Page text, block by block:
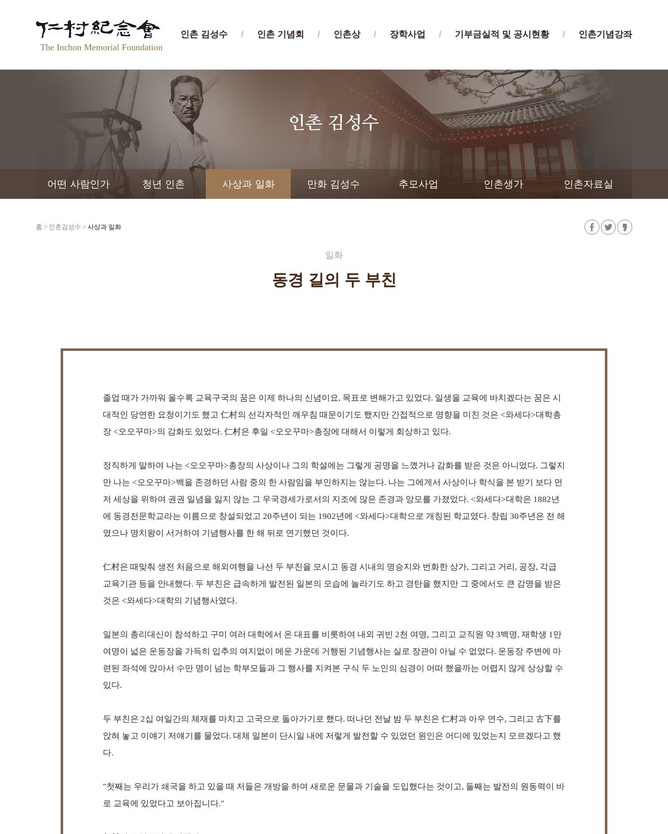
The Inchon Memorial Foundation
인촌 김성수 / 인촌 기념회 / 인촌상 / 장학사업 / 기부금실적 및 공시현황 / 인촌기념강좌
어떤 사람인가 청년 인촌 사상과 일화 만화 김성수 추모사업 인촌생가 인촌자료실
홈 > 인촌김성수 > 사상과 일화
일화
동경 길의 두 부친
졸업 때가 가까워 올수록 교육구국의 꿈은 이제 하나의 신념이요, 목표로 변해가고 있었다. 일생을 교육에 바치겠다는 꿈은 시
대적인 당연한 요청이기도 했고 仁村의 선각자적인 깨우침 때문이기도 했지만 간접적으로 영향을 미친 것은 <와세다>대학총
장 <오오꾸마>의 감화도 있었다. 仁村은 후일 <오오꾸마>총장에 대해서 이렇게 회상하고 있다.
정직하게 말하여 나는 <오오꾸마>총장의 사상이나 그의 학설에는 그렇게 공명을 느꼈거나 감화를 받은 것은 아니었다. 그렇지
만 나는 <오오꾸마>백을 존경하던 사람 중의 한 사람임을 부인하지는 않는다. 나는 그에게서 사상이나 학식을 본 받기 보다 먼
저 세상을 위하여 권권 일념을 잃지 않는 그 우국경세가로서의 지조에 많은 존경과 앙모를 가졌었다. <와세다>대학은 1882년
에 동경전문학교라는 이름으로 창설되었고 20주년이 되는 1902년에 <와세다>대학으로 개칭된 학교였다. 창립 30주년은 전 해
였으나 명치왕이 서거하여 기념행사를 한 해 뒤로 연기했던 것이다.
仁村은 때맞춰 생전 처음으로 해외여행을 나선 두 부친을 모시고 동경 시내의 명승지와 번화한 상가, 그리고 거리, 공장, 각급
교육기관 등을 안내했다. 두 부친은 급속하게 발전된 일본의 모습에 놀라기도 하고 경탄을 했지만 그 중에서도 큰 감명을 받은
것은 <와세다>대학의 기념행사였다.
일본의 총리대신이 참석하고 구미 여러 대학에서 온 대표를 비롯하여 내외 귀빈 2천 여명, 그리고 교직원 약 3백명, 재학생 1만
여명이 넓은 운동장을 가득히 입추의 여지없이 메운 가운데 거행된 기념행사는 실로 장관이 아닐 수 없었다. 운동장 주변에 마
련된 좌석에 앉아서 수만 명이 넘는 학부모들과 그 행사를 지켜본 구식 두 노인의 심경이 어떠 했을까는 어렵지 않게 상상할 수
있다.
두 부친은 2십 여일간의 체재를 마치고 고국으로 돌아가기로 했다. 떠나던 전날 밤 두 부친은 仁村과 아우 연수, 그리고 古下를
앉혀 놓고 이얘기 저얘기를 물었다. 대체 일본이 단시일 내에 저렇게 발전할 수 있었던 원인은 어디에 있었는지 모르겠다고 했
다.
"첫째는 우리가 쇄국을 하고 있을 때 저들은 개방을 하여 새로운 문물과 기술을 도입했다는 것이고, 둘째는 발전의 원동력이 바
로 교육에 있었다고 보아집니다."